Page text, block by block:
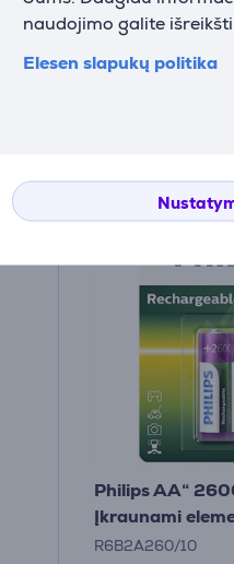
naudojimo galite išreikšti
Elesen slapukų politika
Turime sandėlyje
13
Philips AA“
Įkraunami
R6B2A260/10